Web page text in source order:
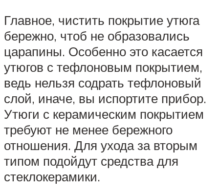
Главное, чистить покрытие утюга
бережно, чтоб не образовались
царапины. Особенно это касается
утюгов с тефлоновым покрытием,
ведь нельзя содрать тефлоновый
слой, иначе, вы испортите прибор.
Утюги с керамическим покрытием
требуют не менее бережного
отношения. Для ухода за вторым
типом подойдут средства для
стеклокерамики.